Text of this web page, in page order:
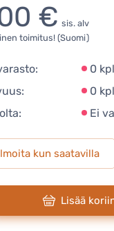
€ sis. alv
toimitus! (Suomi)
0 kpl
0 kpl
Ei
kun saatavilla
Lisää